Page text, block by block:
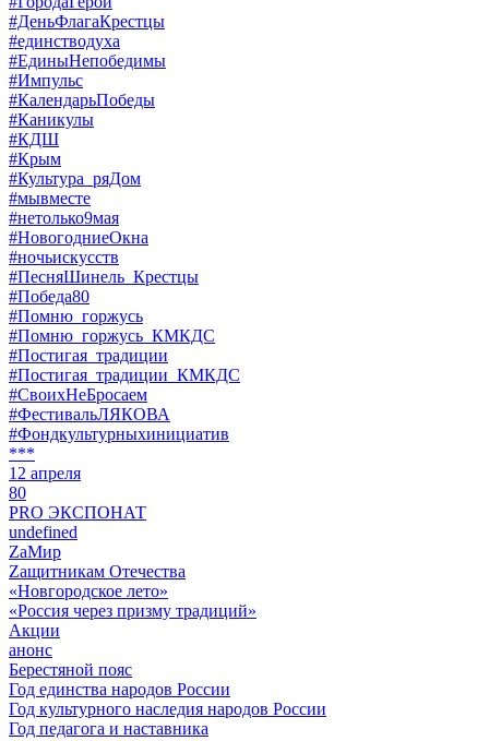
#ДеньФлагаКрестцы
#единстводуха
#ЕдиныНепобедимы
#Импульс
#КалендарьПобеды
#Каникулы
#КДШ
#Крым
#Культура_ряДом
#мывместе
#нетолько9мая
#НовогодниеОкна
#ночьискусств
#ПесняШинель_Крестцы
#Победа80
#Помню_горжусь
#Помню_горжусь_КМКДС
#Постигая_традиции
#Постигая_традиции_КМКДС
#СвоихНеБросаем
#ФестивальЛЯКОВА
#Фондкультурныхинициатив
***
12 апреля
80
PRO ЭКСПОНАТ
undefined
ZaМир
Zащитникам Отечества
«Новгородское лето»
«Россия через призму традиций»
Акции
анонс
Берестяной пояс
Год единства народов России
Год культурного наследия народов России
Год педагога и наставника